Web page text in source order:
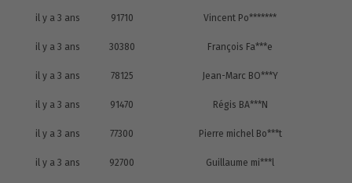
il y a 3 ans 91710 Vincent Po*******
il y a 3 ans 30380 François Fa***e
il y a 3 ans 78125 Jean-Marc BO***Y
il y a 3 ans 91470 Régis BA***N
il y a 3 ans 77300 Pierre michel Bo***t
il y a 3 ans 92700 Guillaume mi***l